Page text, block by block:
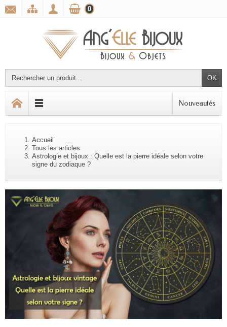
OK
0
Nouveautés
Accueil
Tous les articles
Astrologie et bijoux : Quelle est la pierre idéale selon votre
signe du zodiaque ?